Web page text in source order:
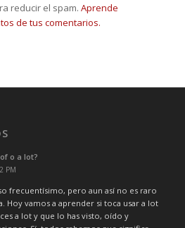
reducir el spam. Aprende
de tus comentarios.
o a lot?
PM
frecuentísimo, pero aun así no es raro
Hoy vamos a aprender si toca usar a lot
a lot y que lo has visto, oído y